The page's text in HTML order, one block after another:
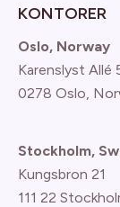
KONTORER
Oslo, Norway
Karenslyst Allé
0278 Oslo,
Stockholm,
Kungsbron 21
111 22